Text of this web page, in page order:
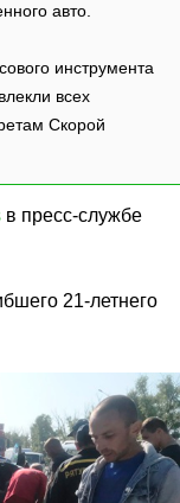
авто.
инструмента
всех
Скорой
в пресс-службе
21-летнего